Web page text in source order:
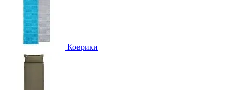
Коврики